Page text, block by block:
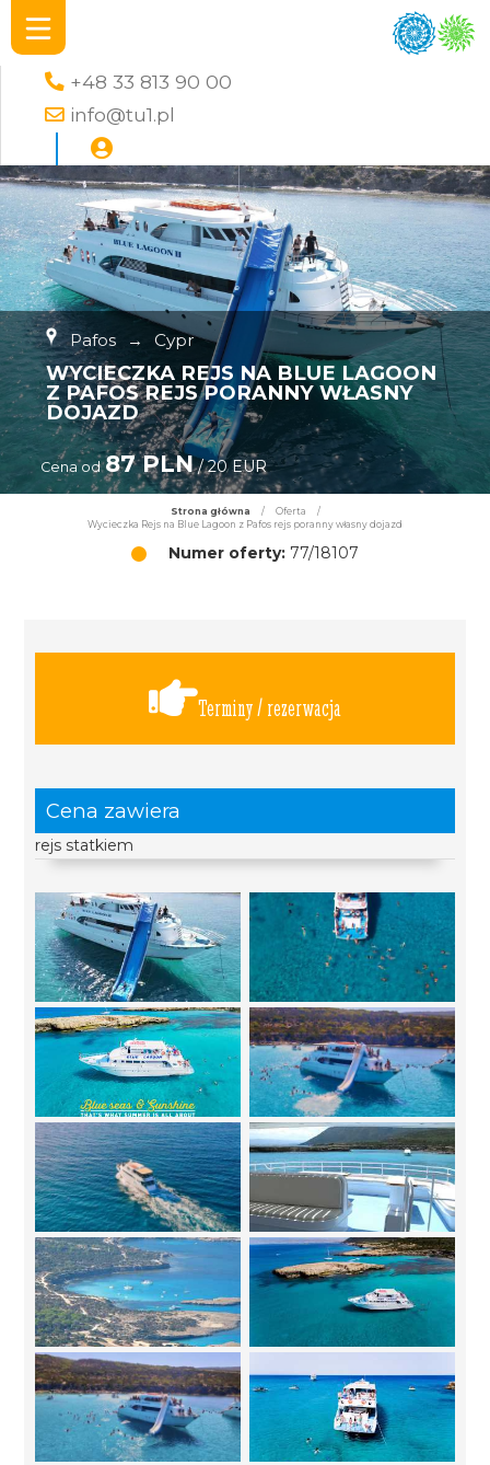
+48 33 813 90 00
info@tu1.pl
Pafos → Cypr
WYCIECZKA REJS NA BLUE LAGOON
Z PAFOS REJS PORANNY WŁASNY
DOJAZD
Cena od 87 PLN/ 20 EUR
Strona główna / Oferta
/
Wycieczka Rejs na Blue Lagoon z Pafos rejs poranny własny dojazd
Numer oferty: 77/18107
Terminy / rezerwacja
Cena zawiera
rejs statkiem